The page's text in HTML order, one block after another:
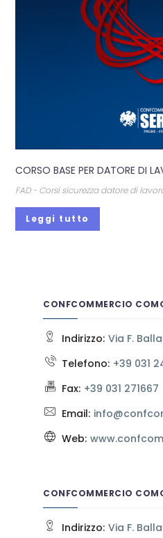
CORSO BASE PER DATORE DI
FAD - Corsi sicurezza datore di
Leggi tutto
CONFCOMMERCIO
Indirizzo: Via F.
Telefono: +39 031
Fax: +39 031 271667
Email:
Web:
CONFCOMMERCIO
Indirizzo: Via F.